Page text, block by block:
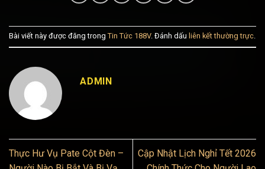
Bài viết này được đăng trong Tin Tức 188V. Đánh dấu liên kết thường trực
ADMIN
Thực Hư Vụ Pate Cột Đèn –
Cập Nhật Lịch Nghỉ Tết 2026